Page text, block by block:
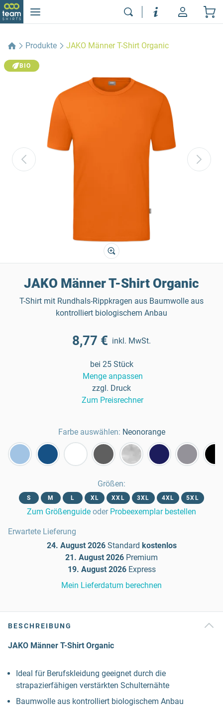
Produkte JAKO Männer T-Shirt Organic
BIO
JAKO Männer T-Shirt Organic
T-Shirt mit Rundhals-Rippkragen aus Baumwolle aus
kontrolliert biologischem Anbau
8,77 € inkl. MwSt.
bei 25 Stück
Menge anpassen
zzgl. Druck
Zum Preisrechner
Farbe auswählen: Neonorange
Größen:
S M L XL XXL 3XL 4XL 5XL
Zum Größenguide oder Probeexemplar bestellen
Erwartete Lieferung
24. August 2026 Standard kostenlos
21. August 2026 Premium
19. August 2026 Express
Mein Lieferdatum berechnen
BESCHREIBUNG
JAKO Männer T-Shirt Organic
Ideal für Berufskleidung geeignet durch die
strapazierfähigen verstärkten Schulternähte
Baumwolle aus kontrolliert biologischem Anbau